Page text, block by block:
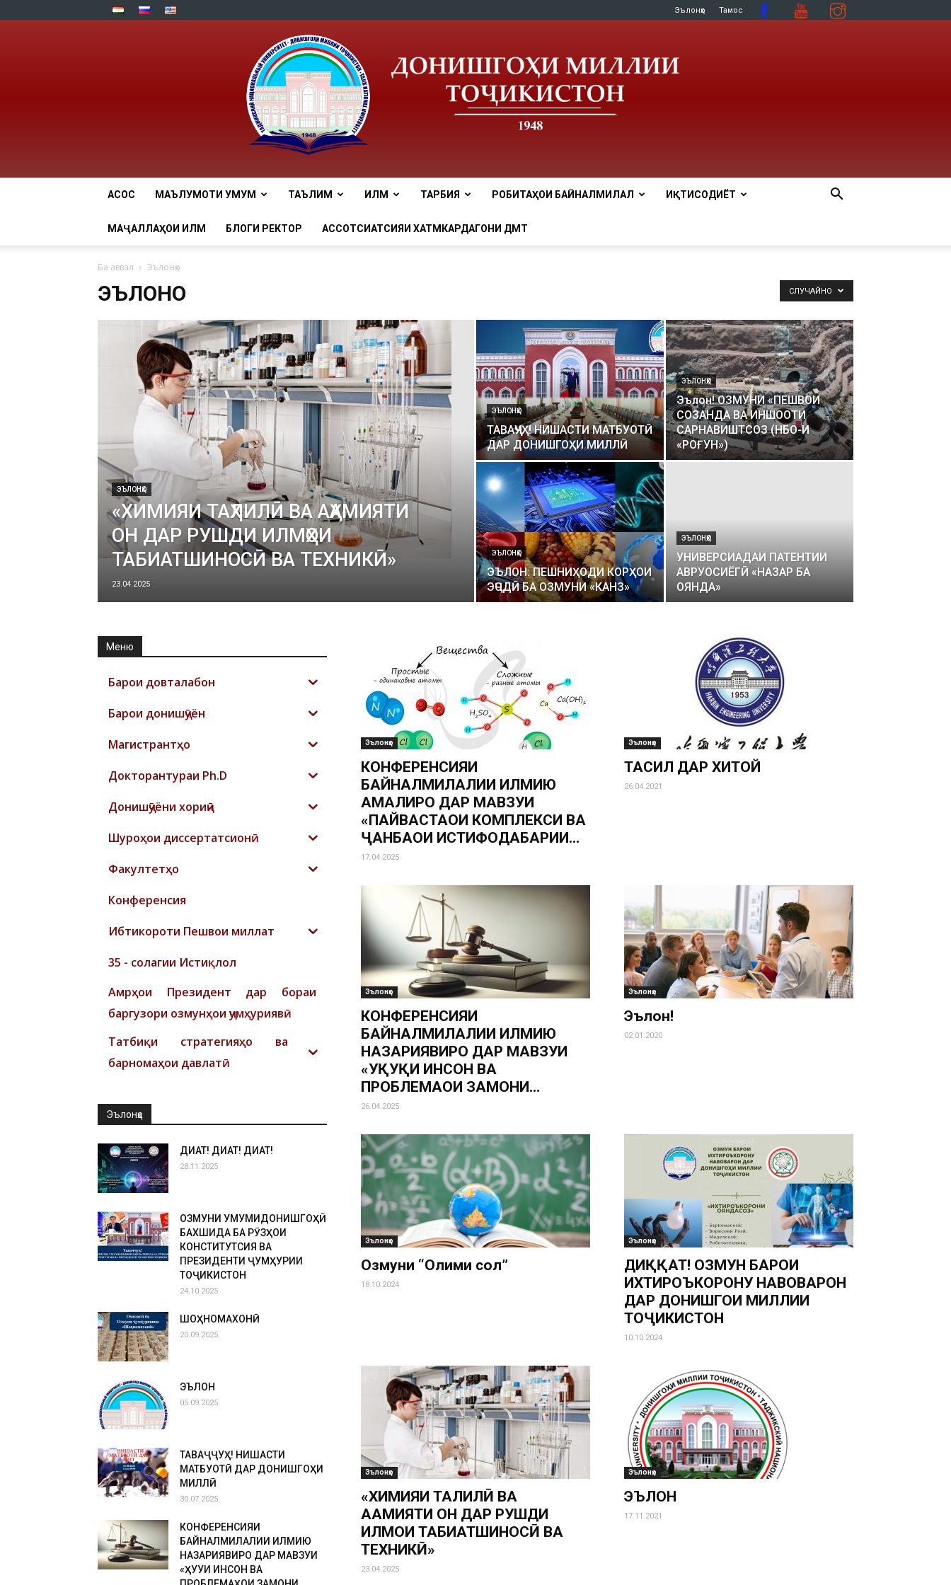
Эълонҳо Тамос
tnu
АСОСӢ МАЪЛУМОТИ УМУМӢ ТАЪЛИМ ИЛМ ТАРБИЯ РОБИТАҲОИ БАЙНАЛМИЛАЛӢ ИҚТИСОДИЁТ
МАҶАЛЛАҲОИ ИЛМӢ БЛОГИ РЕКТОР АССОТСИАТСИЯИ ХАТМКАРДАГОНИ ДМТ
Ба аввал Эълонҳо
ЭЪЛОНҲО СЛУЧАЙНО
ЭЪЛОНҲО
«ХИМИЯИ ТАҲЛИЛӢ ВА АҲАМИЯТИ
ОН ДАР РУШДИ ИЛМҲОИ
ТАБИАТШИНОСӢ ВА ТЕХНИКӢ»
23.04.2025
ЭЪЛОНҲО
ТАВАҶҶУҲ! НИШАСТИ МАТБУОТӢ
ДАР ДОНИШГОҲИ МИЛЛӢ
ЭЪЛОНҲО
Эълон! ОЗМУНИ «ПЕШВОИ
СОЗАНДА ВА ИНШООТИ
САРНАВИШТСОЗ (НБО-И
«РОҒУН»)
ЭЪЛОНҲО
ЭЪЛОН: ПЕШНИҲОДИ КОРҲОИ
ЭҶОДӢ БА ОЗМУНИ «КАНЗ»
ЭЪЛОНҲО
УНИВЕРСИАДАИ ПАТЕНТИИ
АВРУОСИЁГӢ «НАЗАР БА
ОЯНДА»
Эълонҳо
КОНФЕРЕНСИЯИ
БАЙНАЛМИЛАЛИИ ИЛМИЮ
АМАЛИРО ДАР МАВЗУИ
«ПАЙВАСТАҲОИ КОМПЛЕКСИ ВА
ҶАНБАҲОИ ИСТИФОДАБАРИИ...
17.04.2025
Эълонҳо
ТАҲСИЛ ДАР ХИТОЙ
26.04.2021
Эълонҳо
КОНФЕРЕНСИЯИ
БАЙНАЛМИЛАЛИИ ИЛМИЮ
НАЗАРИЯВИРО ДАР МАВЗУИ
«ҲУҚУҚИ ИНСОН ВА
ПРОБЛЕМАҲОИ ЗАМОНИ...
26.04.2025
Эълонҳо
Эълон!
02.01.2020
Эълонҳо
Озмуни “Олими сол”
18.10.2024
Эълонҳо
ДИҚҚАТ! ОЗМУН БАРОИ
ИХТИРОЪКОРОНУ НАВОВАРОН
ДАР ДОНИШГОҲИ МИЛЛИИ
ТОҶИКИСТОН
10.10.2024
Эълонҳо
«ХИМИЯИ ТАҲЛИЛӢ ВА
АҲАМИЯТИ ОН ДАР РУШДИ
ИЛМҲОИ ТАБИАТШИНОСӢ ВА
ТЕХНИКӢ»
23.04.2025
Эълонҳо
ЭЪЛОН
17.11.2021
Меню
Барои довталабон
Барои донишҷӯён
Магистрантҳо
Докторантураи Ph.D
Донишҷӯёни хориҷӣ
Шyроҳои диссертатсионӣ
Факултетҳо
Конференсия
Ибтикороти Пешвои миллат
35 - солагии Истиқлол
Амрҳои Президент дар бораи
баргузори озмунҳои ҷумҳуриявӣ
Татбиқи стратегияҳо ва
барномаҳои давлатӣ
Эълонҳо
ДИҚҚАТ! ДИҚҚАТ! ДИҚҚАТ!
28.11.2025
ОЗМУНИ УМУМИДОНИШГОҲӢ
БАХШИДА БА РӮЗҲОИ
КОНСТИТУТСИЯ ВА
ПРЕЗИДЕНТИ ҶУМҲУРИИ
ТОҶИКИСТОН
24.10.2025
ШОҲНОМАХОНӢ
20.09.2025
ЭЪЛОН
05.09.2025
ТАВАҶҶУҲ! НИШАСТИ
МАТБУОТӢ ДАР ДОНИШГОҲИ
МИЛЛӢ
30.07.2025
КОНФЕРЕНСИЯИ
БАЙНАЛМИЛАЛИИ ИЛМИЮ
НАЗАРИЯВИРО ДАР МАВЗУИ
«ҲУҚУҚИ ИНСОН ВА